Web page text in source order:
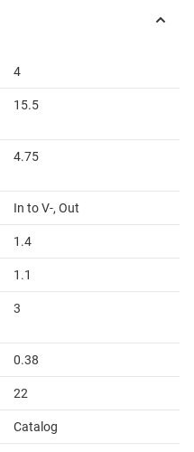
4
15.5
4.75
In to V-, Out
1.4
1.1
3
0.38
22
Catalog